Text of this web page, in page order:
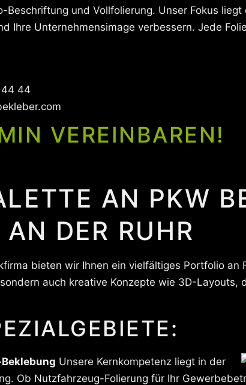
Beschriftung und Vollfolierung. Unser Fokus
Ihre Unternehmensimage verbessern. Jede
44
VEREINBAREN!
AN PKW
DER RUHR
bieten wir Ihnen ein vielfältiges Portfolio an
auch kreative Konzepte wie 3D-
Unsere Kernkompetenz liegt in der
Ob Nutzfahrzeug-Folierung für Ihr